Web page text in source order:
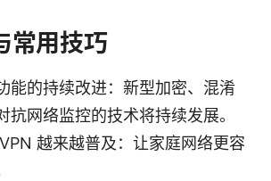
常用技巧
能的持续改进：新型加密、混淆
抗网络监控的技术将持续发展。
越来越普及：让家庭网络更容